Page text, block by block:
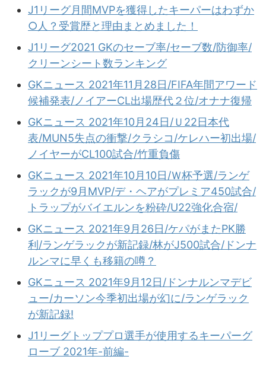
J1リーグ月間MVPを獲得したキーパーはわずか
○人？受賞歴と理由まとめました！
J1リーグ2021 GKのセーブ率/セーブ数/防御率/
クリーンシート数ランキング
GKニュース 2021年11月28日/FIFA年間アワード
候補発表/ノイアーCL出場歴代２位/オナナ復帰
GKニュース 2021年10月24日/Ｕ22日本代
表/MUN5失点の衝撃/クラシコ/ケレハー初出場/
ノイヤーがCL100試合/竹重負傷
GKニュース 2021年10月10日/Ｗ杯予選/ランゲ
ラックが9月MVP/デ・ヘアがプレミア450試合/
トラップがバイエルンを粉砕/U22強化合宿/
GKニュース 2021年9月26日/ケパがまたPK勝
利/ランゲラックが新記録/林がJ500試合/ドンナ
ルンマに早くも移籍の噂？
GKニュース 2021年9月12日/ドンナルンマデビ
ュー/カーソン今季初出場が幻に/ランゲラック
が新記録!
J1リーグトッププロ選手が使用するキーパーグ
ローブ 2021年-前編-